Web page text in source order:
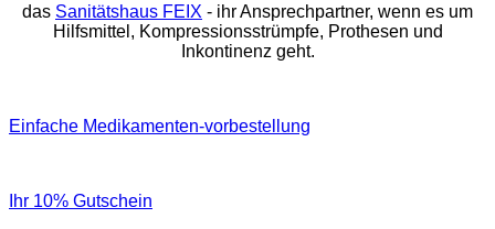
das Sanitätshaus FEIX - ihr Ansprechpartner, wenn es um
Hilfsmittel, Kompressionsstrümpfe, Prothesen und
Inkontinenz geht.
Einfache Medikamenten-vorbestellung
Ihr 10% Gutschein